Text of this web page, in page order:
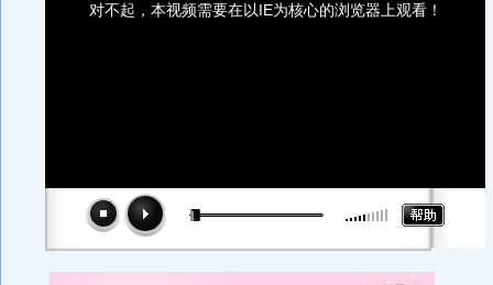
对不起，本视频需要在以IE为核心的浏览器上观看！